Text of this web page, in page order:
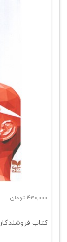
430,000 تومان
کتاب